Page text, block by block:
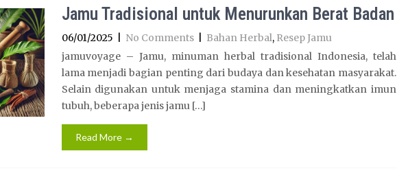
Jamu Tradisional untuk Menurunkan Berat Badan
06/01/2025 No Comments Bahan Herbal, Resep Jamu
jamuvoyage – Jamu, minuman herbal tradisional Indonesia, telah
lama menjadi bagian penting dari budaya dan kesehatan masyarakat.
Selain digunakan untuk menjaga stamina dan meningkatkan imun
tubuh, beberapa jenis jamu […]
Read More →